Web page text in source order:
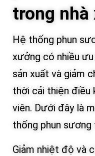
trong nhà
Hệ thống phun
xưởng có nhiều
sản xuất và giảm
thời cải thiện điều
viên. Dưới đây là
thống phun
Giảm nhiệt độ và